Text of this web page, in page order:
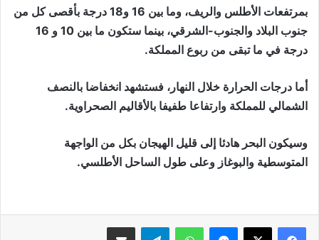
بمرتفعات الأطلس والريف، وما بين 16 و18 درجة بأقصى كل من
جنوب البلاد والجنوب-الشرقي، بينما ستكون ما بين 10 و 16
درجة في ما تبقى من ربوع المملكة.
أما درجات الحرارة خلال النهار، فستشهد انخفاضا بالنصف
الشمالي للمملكة وارتفاعا طفيفا بالأقاليم الصحراوية.
وسيكون البحر هادئا إلى قليل الهيجان بكل من الواجهة
المتوسطية والبوغاز وعلى طول الساحل الأطلسي.
واتساب تيلقرام